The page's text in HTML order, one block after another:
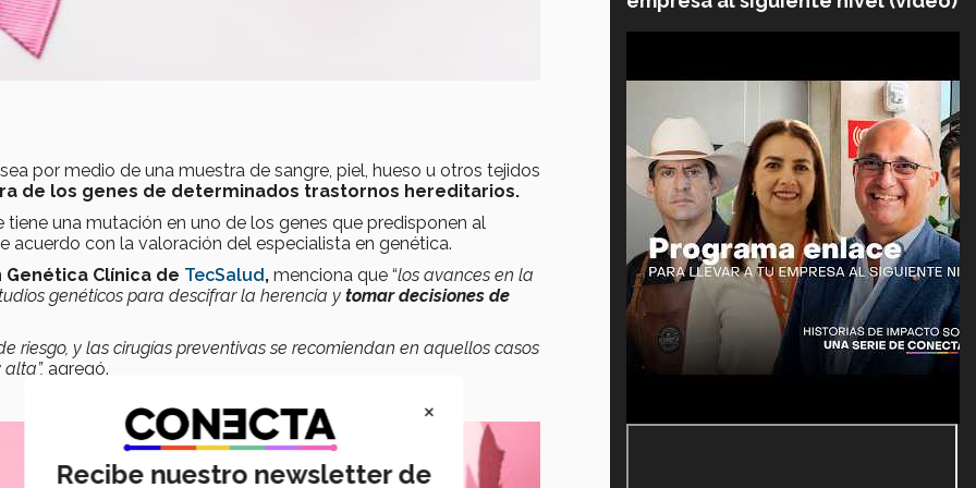
por medio de una muestra de sangre, piel, hueso u otros tejidos
de los genes de determinados trastornos hereditarios.
una mutación en uno de los genes que predisponen al
acuerdo con la valoración del especialista en genética.
Clínica de TecSalud, menciona que “los avances en la
genéticos para descifrar la herencia y tomar decisiones de
riesgo, y las cirugías preventivas se recomiendan en aquellos casos
agregó.
×
Recibe nuestro newsletter de